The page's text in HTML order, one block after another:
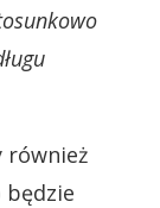
również
będzie